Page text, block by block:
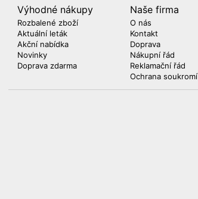
Výhodné nákupy
Rozbalené zboží
Aktuální leták
Akční nabídka
Novinky
Doprava zdarma
Naše firma
O nás
Kontakt
Doprava
Nákupní řád
Reklamační řád
Ochrana soukromí